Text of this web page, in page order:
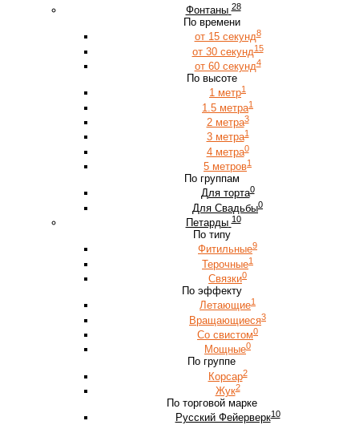
Фонтаны 28
По времени
от 15 секунд8
от 30 секунд15
от 60 секунд4
По высоте
1 метр1
1.5 метра1
2 метра3
3 метра1
4 метра0
5 метров1
По группам
Для торта0
Для Свадьбы0
Петарды 10
По типу
Фитильные9
Терочные1
Связки0
По эффекту
Летающие1
Вращающиеся3
Со свистом0
Мощные0
По группе
Корсар2
Жук2
По торговой марке
Русский Фейерверк10